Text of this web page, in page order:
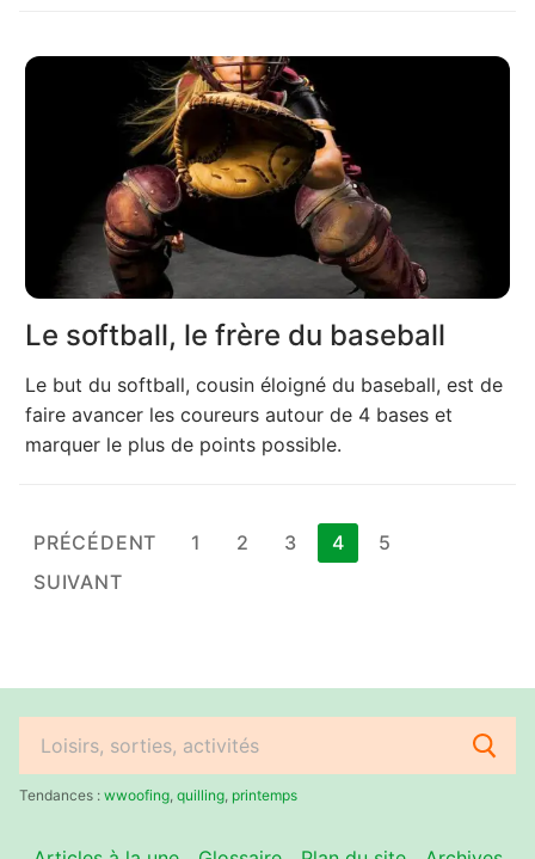
Le softball, le frère du baseball
Le but du softball, cousin éloigné du baseball, est de
faire avancer les coureurs autour de 4 bases et
marquer le plus de points possible.
Pagination
des
PRÉCÉDENT 1 2 3 4
5
SUIVANT
Rechercher
:Tendances : wwoofing quilling printemps